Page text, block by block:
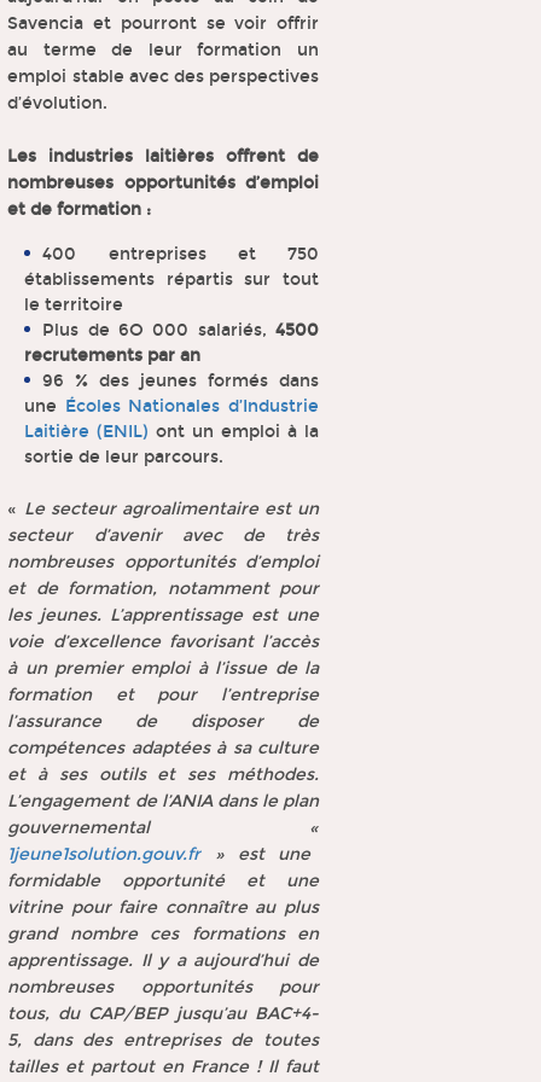
Savencia et pourront se voir offrir
au terme de leur formation un
emploi stable avec des perspectives
d’évolution.
Les industries laitières offrent de
nombreuses opportunités d’emploi
et de formation :
400 entreprises et 750
établissements répartis sur tout
le territoire
Plus de 6O 000 salariés, 4500
recrutements par an
96 % des jeunes formés dans
une Écoles Nationales d’Industrie
Laitière (ENIL) ont un emploi à la
sortie de leur parcours.
« Le secteur agroalimentaire est un
secteur d’avenir avec de très
nombreuses opportunités d’emploi
et de formation, notamment pour
les jeunes. L’apprentissage est une
voie d’excellence favorisant l’accès
à un premier emploi à l’issue de la
formation et pour l’entreprise
l’assurance de disposer de
compétences adaptées à sa culture
et à ses outils et ses méthodes.
L’engagement de l’ANIA dans le plan
gouvernemental «
1jeune1solution.gouv.fr» est une
formidable opportunité et une
vitrine pour faire connaître au plus
grand nombre ces formations en
apprentissage. Il y a aujourd’hui de
nombreuses opportunités pour
tous, du CAP/BEP jusqu’au BAC+4-
5, dans des entreprises de toutes
tailles et partout en France ! Il faut